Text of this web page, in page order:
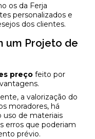
os da Ferja
personalizados e
dos clientes.
um Projeto de
preço feito por
a valorização do
moradores, há
uso de materiais
erros que poderiam
prévio.